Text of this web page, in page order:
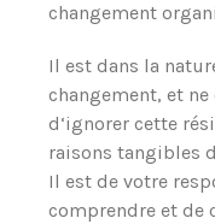
changement
Il est dans la
changement, et
d‘ignorer cette
raisons tangibles
Il est de votre
comprendre et de